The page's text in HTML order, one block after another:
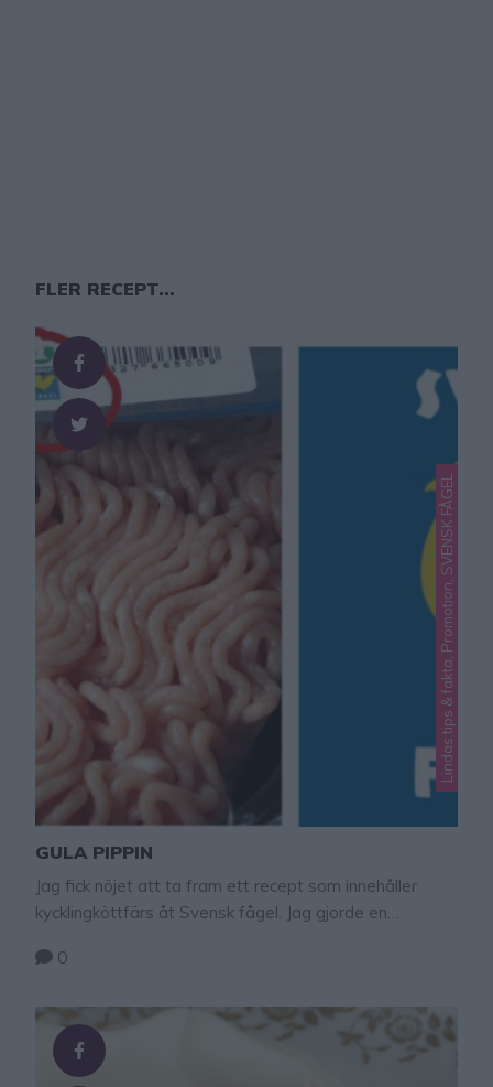
FLER RECEPT...
Lindas tips & fakta, Promotion, SVENSK FÅGEL
GULA PIPPIN
Jag fick nöjet att ta fram ett recept som innehåller
kycklingköttfärs åt Svensk fågel. Jag gjorde en
blivit en ny favoriträtt hos alla mina fem barn. Så bra
innehåller kyckling som är klimatsmart, säkert och
hållbar! Testa …
0